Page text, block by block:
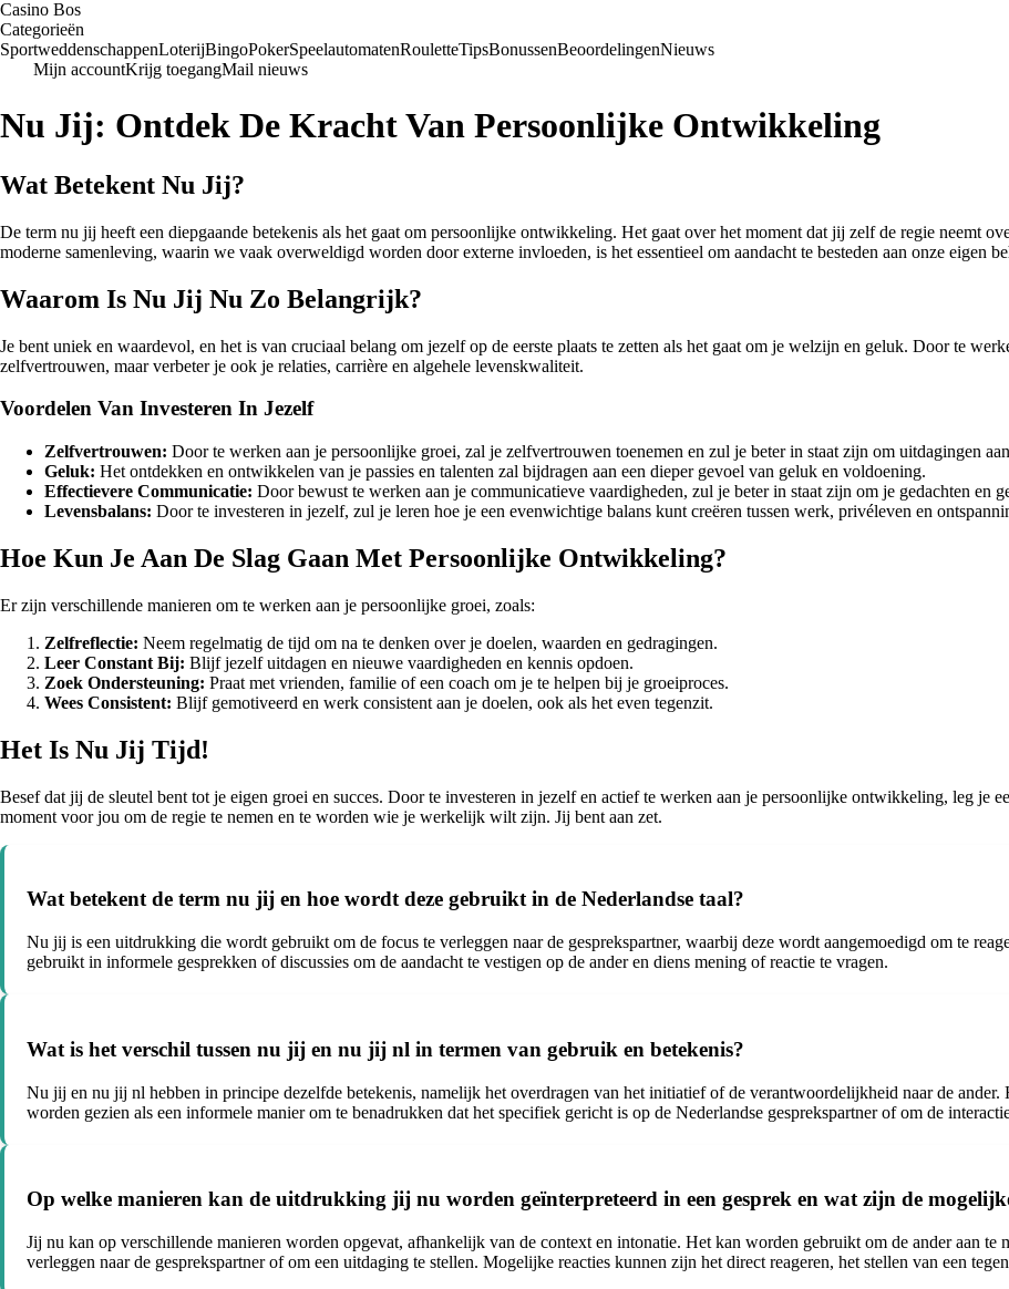
Casino Bos
Categorieën
SportweddenschappenLoterijBingoPokerSpeelautomatenRouletteTipsBonussenBeoordelingenNieuws
Mijn accountKrijg toegangMail nieuws
Nu Jij: Ontdek De Kracht Van Persoonlijke Ontwikkeling
Wat Betekent Nu Jij?
De term nu jij heeft een diepgaande betekenis als het gaat om persoonlijke ontwikkeling. Het gaat over het moment dat jij zelf de regie neemt
moderne samenleving, waarin we vaak overweldigd worden door externe invloeden, is het essentieel om aandacht te besteden aan onze eigen
Waarom Is Nu Jij Nu Zo Belangrijk?
Je bent uniek en waardevol, en het is van cruciaal belang om jezelf op de eerste plaats te zetten als het gaat om je welzijn en geluk. Door te
zelfvertrouwen, maar verbeter je ook je relaties, carrière en algehele levenskwaliteit.
Voordelen Van Investeren In Jezelf
Zelfvertrouwen: Door te werken aan je persoonlijke groei, zal je zelfvertrouwen toenemen en zul je beter in staat zijn om uitdagingen
Geluk: Het ontdekken en ontwikkelen van je passies en talenten zal bijdragen aan een dieper gevoel van geluk en voldoening.
Effectievere Communicatie: Door bewust te werken aan je communicatieve vaardigheden, zul je beter in staat zijn om je gedachten en
Levensbalans: Door te investeren in jezelf, zul je leren hoe je een evenwichtige balans kunt creëren tussen werk, privéleven en
Hoe Kun Je Aan De Slag Gaan Met Persoonlijke Ontwikkeling?
Er zijn verschillende manieren om te werken aan je persoonlijke groei, zoals:
Zelfreflectie: Neem regelmatig de tijd om na te denken over je doelen, waarden en gedragingen.
Leer Constant Bij: Blijf jezelf uitdagen en nieuwe vaardigheden en kennis opdoen.
Zoek Ondersteuning: Praat met vrienden, familie of een coach om je te helpen bij je groeiproces.
Wees Consistent: Blijf gemotiveerd en werk consistent aan je doelen, ook als het even tegenzit.
Het Is Nu Jij Tijd!
Besef dat jij de sleutel bent tot je eigen groei en succes. Door te investeren in jezelf en actief te werken aan je persoonlijke ontwikkeling, leg je
moment voor jou om de regie te nemen en te worden wie je werkelijk wilt zijn. Jij bent aan zet.
Wat betekent de term nu jij en hoe wordt deze gebruikt in de Nederlandse taal?
Nu jij is een uitdrukking die wordt gebruikt om de focus te verleggen naar de gesprekspartner, waarbij deze wordt aangemoedigd om te
gebruikt in informele gesprekken of discussies om de aandacht te vestigen op de ander en diens mening of reactie te vragen.
Wat is het verschil tussen nu jij en nu jij nl in termen van gebruik en betekenis?
Nu jij en nu jij nl hebben in principe dezelfde betekenis, namelijk het overdragen van het initiatief of de verantwoordelijkheid naar de
worden gezien als een informele manier om te benadrukken dat het specifiek gericht is op de Nederlandse gesprekspartner of om de
Op welke manieren kan de uitdrukking jij nu worden geïnterpreteerd in een gesprek en wat zijn de
Jij nu kan op verschillende manieren worden opgevat, afhankelijk van de context en intonatie. Het kan worden gebruikt om de ander aan te
verleggen naar de gesprekspartner of om een uitdaging te stellen. Mogelijke reacties kunnen zijn het direct reageren, het stellen van een